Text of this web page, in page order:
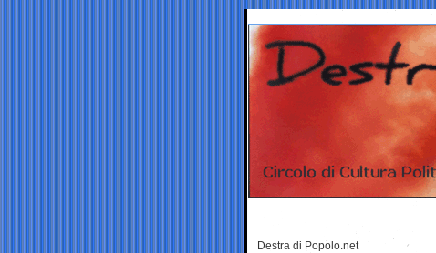
Destra di Popolo.net